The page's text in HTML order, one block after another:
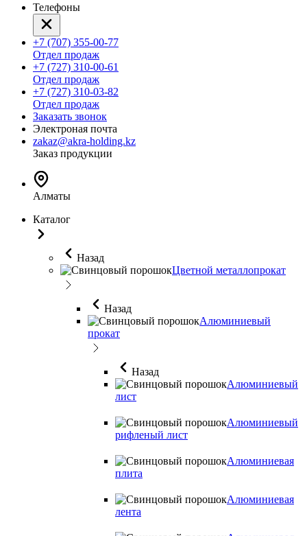
Телефоны
+7 (707) 355-00-77
Отдел продаж
+7 (727) 310-00-61
Отдел продаж
+7 (727) 310-03-82
Отдел продаж
Заказать звонок
Электроная почта
zakaz@akra-holding.kz
Заказ продукции
Алматы
Каталог
Назад
Цветной металлопрокат
Назад
Алюминиевый
прокат
Назад
Алюминиевый
лист
Алюминиевый
рифленый лист
Алюминиевая
плита
Алюминиевая
лента